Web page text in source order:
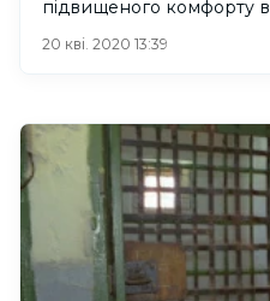
підвищеного комфорту
20 кві. 2020 13:39